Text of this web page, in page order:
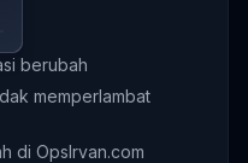
berubah
memperlambat
di OpsIrvan.com